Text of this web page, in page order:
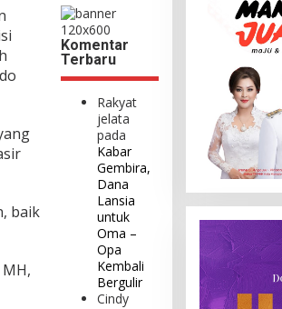
baik
Komentar
Terbaru
Rakyat
jelata
pada
Kabar
Gembira,
Dana
Lansia
untuk
Oma –
Opa
Kembali
Bergulir
Cindy